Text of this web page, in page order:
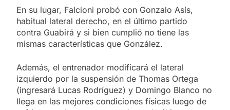
En su lugar, Falcioni probó con Gonzalo Asís,
habitual lateral derecho, en el último partido
contra Guabirá y si bien cumplió no tiene las
mismas características que González.
Además, el entrenador modificará el lateral
izquierdo por la suspensión de Thomas Ortega
(ingresará Lucas Rodríguez) y Domingo Blanco no
llega en las mejores condiciones físicas luego de